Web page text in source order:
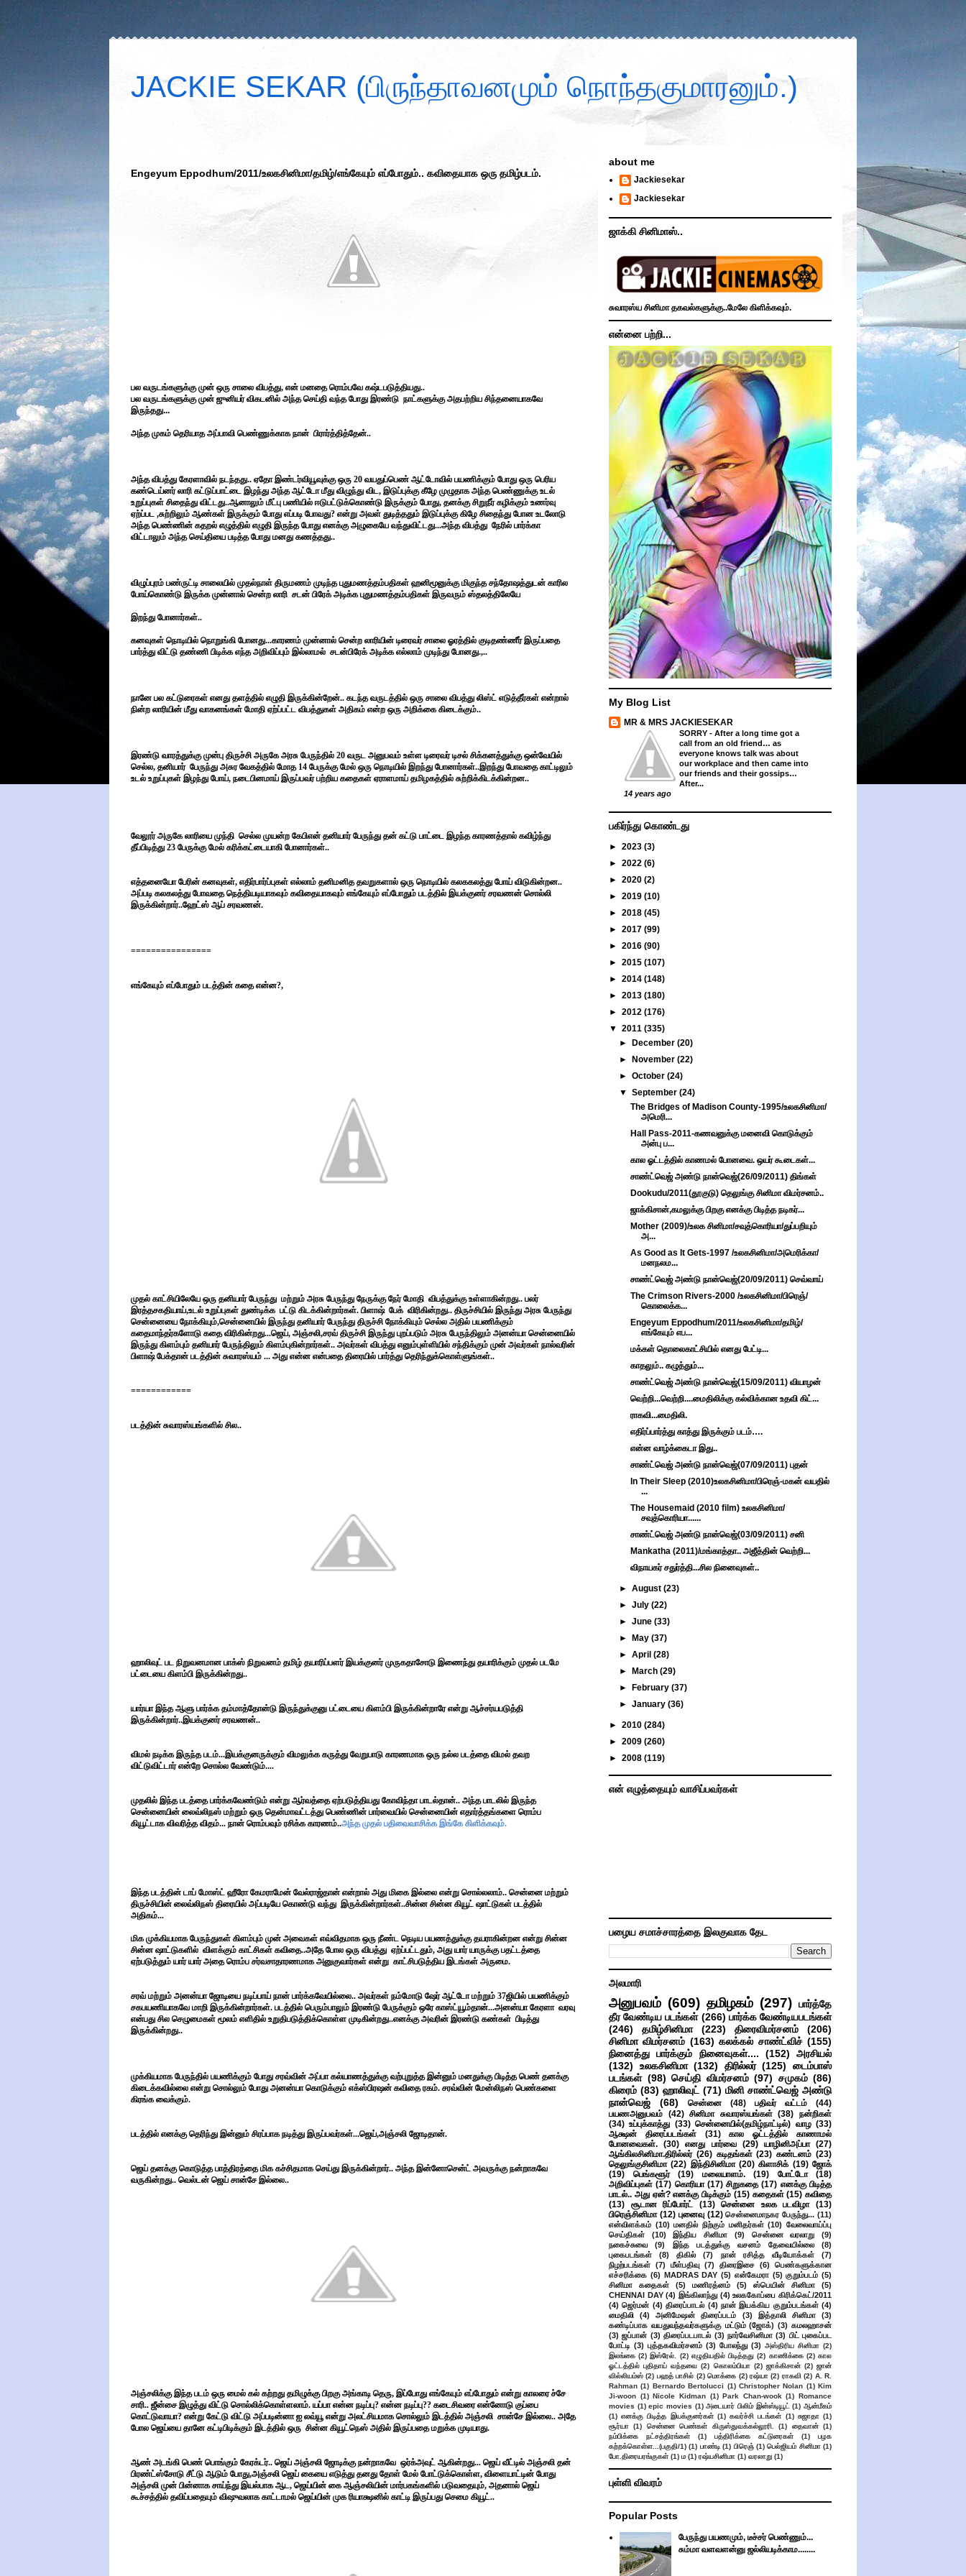
JACKIE SEKAR (பிருந்தாவனமும் நொந்தகுமாரனும்.)
Engeyum Eppodhum/2011/உலகசினிமா/தமிழ்/எங்கேயும் எப்போதும்.. கவிதையாக ஒரு தமிழ்படம்.
பல வருடங்களுக்கு முன் ஒரு சாலை விபத்து, என் மனதை ரொம்பவே கஷ்டபடுத்தியது..
பல வருடங்களுக்கு முன் ஜுனியர் விகடனில் அந்த செய்தி வந்த போது இரண்டு நாட்களுக்கு அதபற்றிய சிந்தனையாகவே
இருந்தது...
அந்த முகம் தெரியாத அப்பாவி பெண்ணுக்காக நான் பிரார்த்தித்தேன்..
அந்த விபத்து கேரளாவில் நடந்தது.. ஏதோ இண்டர்வியூவுக்கு ஒரு 20 வயதுப்பெண் ஆட்டோவில் பயணிக்கும் போது ஒரு பெரிய
கண்டெய்னர் லாரி கட்டுப்பாட்டை இழந்து அந்த ஆட்டோ மீது விழுந்து விட, இடுப்புக்கு கீழே முழுதாக அந்த பெண்ணுக்கு உடல்
உறுப்புகள் சிதைந்து விட்டது..ஆனாலும் மீட்பு பணியில் ஈடுபட்டுக்கொண்டு இருக்கும் போது, தனக்கு சிறுநீர் கழிக்கும் உணர்வு
ஏற்ப்பட ,சுற்றிலும் ஆண்கள் இருக்கும் போது எப்படி போவது? என்று அவள் துடித்ததும் இடுப்புக்கு கிழே சிதைந்து போன உடலோடு
அந்த பெண்ணின் கதறல் எழுத்தில் எழுதி இருந்த போது எனக்கு அழுகையே வந்துவிட்டது...அந்த விபத்து நேரில் பார்க்கா
விட்டாலும் அந்த செய்தியை படித்த போது மனது கணத்தது..
விழுப்புரம் பண்ருட்டி சாலையில் முதல்நாள் திருமணம் முடிந்த புதுமணத்தம்பதிகள் ஹனிமூனுக்கு மிகுந்த சந்தோஷத்துடன் காரில
போய்கொண்டு இருக்க முன்னால் சென்ற லாரி சடன் பிரேக் அடிக்க புதுமணத்தம்பதிகள் இருவரும் ஸ்தலத்திலேயே
இறந்து போனார்கள்..
கனவுகள் நொடியில் நொறுங்கி போனது...காரணம் முன்னால் சென்ற லாரியின் டிரைவர் சாலை ஓரத்தில் குடிதண்ணீர் இருப்பதை
பார்த்து விட்டு தண்ணி பிடிக்க எந்த அறிவிப்பும் இல்லாமல் சடன்பிரேக் அடிக்க எல்லாம் முடிந்து போனது.,..
நானே பல கட்டுரைகள் எனது தளத்தில் எழுதி இருக்கின்றேன்.. கடந்த வருடத்தில் ஒரு சாலை விபத்து லிஸ்ட் எடுத்தீர்கள் என்றால்
நின்ற லாரியின் மீது வாகனங்கள் மோதி ஏற்ப்பட்ட விபத்துகள் அதிகம் என்ற ஒரு அறிக்கை கிடைக்கும்..
இரண்டு வாரத்துக்கு முன்பு திருச்சி அருகே அரசு பேருந்தில் 20 வருட அனுபவம் உள்ள டிரைவர் டிசல் சிக்கனத்துக்கு ஒன்வேயில்
செல்ல, தனியார் பேருந்து அசுர வேகத்தில் மோத 14 பேருக்கு மேல் ஒரு நொடியில் இறந்து போனார்கள்..இறந்து போவதை காட்டிலும்
உடல் உறுப்புகள் இழந்து போய், நடைபினமாய் இருப்பவர் பற்றிய கதைகள் ஏராளமாய் தமிழகத்தில் சுற்றிக்கிடக்கின்றன..
வேலூர் அருகே லாரியை முந்தி செல்ல முயன்ற கேபிஎன் தனியார் பேருந்து தன் கட்டு பாட்டை இழந்த காரணத்தால் கவிழ்ந்து
தீப்பிடித்து 23 பேருக்கு மேல் கரிக்கட்டையாகி போனார்கள்..
எத்தனையோ பேரின் கனவுகள், எதிர்பார்ப்புகள் எல்லாம் தனிமனித தவறுகளால் ஒரு நொடியில் கலககலத்து போய் விடுகின்றன..
அப்படி கலகலத்து போவதை நெத்தியடியாகவும் கவிதையாகவும் எங்கேயும் எப்போதும் படத்தில் இயக்குனர் சரவணன் சொல்லி
இருக்கின்றார்..ஹேட்ஸ் ஆப் சரவணன்.
================
எங்கேயும் எப்போதும் படத்தின் கதை என்ன?,
முதல் காட்சியிலேயே ஒரு தனியார் பேருந்து மற்றும் அரசு பேருந்து நேருக்கு நேர் மோதி விபத்துக்கு உள்ளாகின்றது.. பலர்
இரத்தசகதியாய்,உடல் உறுப்புகள் துண்டிக்க பட்டு கிடக்கின்றார்கள். பிளாஷ் பேக் விரிகின்றது.. திருச்சியில் இருந்து அரசு பேருந்து
சென்னையை நோக்கியும்,சென்னையில் இருந்து தனியார் பேருந்து திருச்சி நோக்கியும் செல்ல அதில் பயணிக்கும்
கதைமாந்தர்களோடு கதை விரிகின்றது...ஜெய், அஞ்சலி,சரவ் திருச்சி இருந்து புறப்படும் அரசு பேருந்திலும் அனன்யா சென்னையில்
இருந்து கிளம்பும் தனியார் பேருந்திலும் கிளம்புகின்றார்கள்.. அவர்கள் விபத்து எனும்புள்ளியில் சந்திக்கும் முன் அவர்கள் நால்வரின்
பிளாஷ் பேக்தான் படத்தின் சுவாரஸ்யம் ... அது என்ன என்பதை திரையில் பார்த்து தெரிந்துக்கொள்ளுங்கள்..
============
படத்தின் சுவாரஸ்யங்களில் சில..
ஹாலிவுட் பட நிறுவனமான பாக்ஸ் நிறுவனம் தமிழ் தயாரிப்பளர் இயக்குனர் முருகதாசோடு இணைந்து தயாரிக்கும் முதல் படமே
பட்டையை கிளம்பி இருக்கின்றது..
யார்யா இந்த ஆளு பார்க்க தம்மாத்தோன்டு இருந்துக்குனு பட்டையை கிளம்பி இருக்கின்றாரே என்று ஆச்சர்யபடுத்தி
இருக்கின்றார்..இயக்குனர் சரவணன்..
விமல் நடிக்க இருந்த படம்...இயக்குனருக்கும் விமலுக்க கருத்து வேறுபாடு காரணமாக ஒரு நல்ல படத்தை விமல் தவற
விட்டுவிட்டார் என்றே சொல்ல வேண்டும்....
முதலில் இந்த படத்தை பார்க்கவேண்டும் என்று ஆர்வத்தை ஏற்படுத்தியது கோவிந்தா பாடல்தான்.. அந்த பாடலில் இருந்த
சென்னையின் லைவ்லிநஸ் மற்றும் ஒரு தென்மாவட்டத்து பெண்ணின் பார்வையில் சென்னையின் எதார்த்தங்களை ரொம்ப
கியூட்டாக விவரித்த விதம்... நான் ரொம்பவும் ரசிக்க காரணம்..அந்த முதல் பதிவைவாசிக்க இங்கே கிளிக்கவும்.
இந்த படத்தின் டாப் மோஸ்ட் ஹீரோ கேமராமேன் வேல்ராஜ்தான் என்றால் அது மிகை இல்லை என்று சொல்லலாம்.. சென்னை மற்றும்
திருச்சியின் லைவ்லிநஸ் திரையில் அப்படியே கொண்டு வந்து இருக்கின்றார்கள்..சின்ன சின்ன கியூட் ஷாட்டுகள் படத்தில்
அதிகம்...
மிக முக்கியமாக பேருந்துகள் கிளம்பும் முன் அவைகள் எவ்விதமாக ஒரு நீண்ட நெடிய பயணத்துக்கு தயராகின்றன என்று சின்ன
சின்ன ஷாட்டுகளில் விளக்கும் காட்சிகள் கவிதை..அதே போல ஒரு விபத்து ஏற்ப்பட்டதும், அது யார் யாருக்கு பதட்டத்தை
ஏற்படுத்தும் யார் யார் அதை ரொம்ப சர்வசாதாரணமாக அனுகுவார்கள் என்று காட்சிபடுத்திய இடங்கள் அருமை.
சரவ் மற்றும் அனன்யா ஜோடியை நடிப்பாய் நான் பார்க்கவேயில்லை.. அவர்கள் நம்மோடு ஷேர் ஆட்டோ மற்றும் 37ஜியில் பயணிக்கும்
சகபயணியாகவே மாறி இருக்கின்றார்கள். படத்தில் பெரும்பாலும் இரண்டு பேருக்கும் ஒரே காஸ்ட்யூம்தான்...அனன்யா கேரளா வரவு
என்பது சில செழுமைகள் மூலம் எளிதில் உறுதிபடுத்திக்கொள்ள முடிகின்றது..எனக்கு அவரின் இரண்டு கண்கள் பிடித்து
இருக்கின்றது..
முக்கியமாக பேருந்தில் பயணிக்கும் போது சரவ்வின் அப்பா கல்யாணத்துக்கு வற்புறுத்த இன்னும் மனதுக்கு பிடித்த பெண் தனக்கு
கிடைக்கவில்லை என்று சொல்லும் போது அனன்யா கொடுக்கும் எக்ஸ்பிரஷன் கவிதை ரகம். சரவ்வின் மேன்லிநஸ் பெண்களை
கிரங்க வைக்கும்.
படத்தில் எனக்கு தெரிந்து இன்னும் சிரப்பாக நடித்து இருப்பவர்கள்...ஜெய்,அஞ்சலி ஜோடிதான்.
ஜெய் தனக்கு கொடுத்த பாத்திரத்தை மிக கச்சிதமாக செய்து இருக்கின்றார்.. அந்த இன்னோசென்ட் அவருக்கு நன்றாகவே
வருகின்றது.. வெல்டன் ஜெய் சான்சே இல்லை..
அஞ்சலிக்கு இந்த படம் ஒரு மைல் கல் கற்றது தமிழுக்கு பிறகு அங்காடி தெரு, இப்போது எங்கேயும் எப்போதும் என்று காலரை ச்சே
சாரி.. ஜீன்சை இழுத்து விட்டு சொல்லிக்கொள்ளலாம். யப்பா என்ன நடிப்பு? என்ன நடிப்பு?? கடைசிவரை என்னோடு குப்பை
கொட்டுவாயா? என்று கேட்டு விட்டு அப்படின்னா ஐ லவ்யூ என்று அலட்சியமாக சொல்லும் இடத்தில் அஞ்சலி சான்சே இல்லை.. அதே
போல ஜெய்யை தானே கட்டிபிடிக்கும் இடத்தில் ஒரு சின்ன கியூட்நெஸ் அதில் இருப்பதை மறுக்க முடியாது.
ஆண் அடங்கி பெண் பொங்கும் கேரக்டர்.. ஜெய் அஞ்சலி ஜோடிக்கு நன்றாகவே ஒர்க்அவுட் ஆகின்றது... ஜெய் வீட்டில் அஞ்சலி தன்
பிரண்ட்ஸ்சோடு சீட்டு ஆடும் போது,அஞ்சலி ஜெய் கையை எடுத்து தனது தோள் மேல் போட்டுக்கொள்ள, விளையாட்டின் போது
அஞ்சலி முன் பின்னாக சாய்ந்து இயல்பாக ஆட, ஜெய்யின் கை ஆஞ்சலியின் மார்பகங்களில் படுவதையும், அதனால் ஜெய்
கூச்சத்தில் தவிப்பதையும் விஷுவலாக காட்டாமல் ஜெய்யின் முக ரியாக்ஷனில் காட்டி இருப்பது செமை கியூட்..
about me
Jackiesekar
Jackiesekar
ஜாக்கி சினிமாஸ்..
சுவாரஸ்ய சினிமா தகவல்களுக்கு..மேலே கிளிக்கவும்.
என்னை பற்றி...
My Blog List
MR & MRS JACKIESEKAR
SORRY - After a long time got a
call from an old friend… as
everyone knows talk was about
our workplace and then came into
our friends and their gossips…
After...
14 years ago
பகிர்ந்து கொண்டது
► 2023 (3)
► 2022 (6)
► 2020 (2)
► 2019 (10)
► 2018 (45)
► 2017 (99)
► 2016 (90)
► 2015 (107)
► 2014 (148)
► 2013 (180)
► 2012 (176)
▼ 2011 (335)
►
December(20)
►
November(22)
►October(24)
▼September(24)
The Bridges of Madison County-1995/உலகசினிமா/
அமெரி...
Hall Pass-2011-கணவனுக்கு மனைவி கொடுக்கும்
அன்பு ப...
கால ஓட்டத்தில் காணமல் போனவை. ஒயர் கூடைகள்...
சாண்ட்வெஜ் அண்டு நான்வெஜ்(26/09/2011) திங்கள்
Dookudu/2011(தூகுடு) தெலுங்கு சினிமா விமர்சனம்..
ஜாக்கிசான்,கமலுக்கு பிறகு எனக்கு பிடித்த நடிகர்...
Mother (2009)/உலக சினிமா/சவுத்கொரியா/துப்பறியும்
அ...
As Good as It Gets-1997 /உலகசினிமா/அமெரிக்கா/
மனநலம...
சாண்ட்வெஜ் அண்டு நான்வெஜ்(20/09/2011) செவ்வாய்
The Crimson Rivers-2000 /உலகசினிமா/பிரெஞ்/
கொலைக்க...
Engeyum Eppodhum/2011/உலகசினிமா/தமிழ்/
எங்கேயும் எப...
மக்கள் தொலைகாட்சியில் எனது பேட்டி...
காதலும்.. கழுத்தும்...
சாண்ட்வெஜ் அண்டு நான்வெஜ்(15/09/2011) வியாழன்
வெற்றி...வெற்றி....மைதிலிக்கு கல்விக்கான உதவி கிட்...
ராகவி...மைதிலி.
எதிர்ப்பார்த்து காத்து இருக்கும் படம்….
என்ன வாழ்க்கைடா இது..
சாண்ட்வெஜ் அண்டு நான்வெஜ்(07/09/2011) புதன்
In Their Sleep (2010)உலகசினிமா/பிரெஞ்-மகன் வயதில்
...
The Housemaid (2010 film) உலகசினிமா/
சவுத்கொரியா......
சாண்ட்வெஜ் அண்டு நான்வெஜ்(03/09/2011) சனி
Mankatha (2011)/மங்காத்தா.. அஜீத்தின் வெற்றி...
விநாயகர் சதுர்த்தி...சில நினைவுகள்..
►August(23)
►July(22)
►June(33)
►
May(37)
►April(28)
►
March(29)
►
February(37)
►January(36)
► 2010 (284)
► 2009 (260)
► 2008 (119)
என் எழுத்தையும் வாசிப்பவர்கள்
பழைய சமாச்சாரத்தை இலகுவாக தேட
அலமாரி
அனுபவம் (609) தமிழகம் (297) பார்த்தே
தீர வேண்டிய படங்கள் (266) பார்க்க வேண்டியபடங்கள்
(246)
தமிழ்சினிமா (223) திரைவிமர்சனம்
(206)
சினிமா விமர்சனம் (163) கலக்கல் சாண்ட்விச் (155)
நினைத்து பார்க்கும் நினைவுகள்....
(152)
அரசியல்
(132)
உலகசினிமா (132) திரில்லர் (125)
டைம்பாஸ்
படங்கள் (98) செய்தி விமர்சனம் (97) சமுகம் (86)
கிரைம் (83) ஹாலிவுட் (71) மினி சாண்ட்வெஜ் அண்டு
நான்வெஜ்
(68) சென்னை (48) பதிவர் வட்டம்
(44)
பயணஅனுபவம் (42) சினிமா சுவாரஸ்யங்கள் (38) நன்றிகள்
(34) உப்புக்காத்து (33) சென்னையில்(தமிழ்நாட்டில்) வாழ (33)
ஆக்ஷன் திரைப்படங்கள்
(31)
கால ஓட்டத்தில் காணாமல்
போனவைகள். (30) எனது பார்வை (29) யாழினிஅப்பா (27)
ஆங்கிலசினிமா.திரில்லர் (26) கடிதங்கள் (23) கண்டனம் (23)
தெலுங்குசினிமா (22) இந்திசினிமா (20) கிளாசிக் (19) ஜோக்
(19)
பெங்களூர் (19) மலையாளம். (19) போட்டோ
(18)
அறிவிப்புகள் (17) கொரியா (17) சிறுகதை (17) எனக்கு பிடித்த
பாடல்.. அது ஏன்? எனக்கு பிடிக்கும் (15) கதைகள் (15) கவிதை
(13)
சூடான ரிப்போர்ட் (13) சென்னை உலக படவிழா
(13)
பிரெஞ்சினிமா (12) புனைவு (12) சென்னைமாநகர பேருந்து... (11)
என்விளக்கம் (10) மனதில் நிற்கும் மனிதர்கள் (10) வேலைவாய்ப்பு
செய்திகள்
(10) இந்திய சினிமா (9) சென்னை வரலாறு
(9)
நகைச்சுவை
(9) இந்த படத்துக்கு வசனம் தேவையில்லை
(8)
புகைபடங்கள்
(8) திகில் (7) நான் ரசித்த வீடியோக்கள்
(7)
நிழற்படங்கள் (7) மீள்பதிவு (7) திரைஇசை (6)
பெண்களுக்கான
எச்சரிக்கை (6) MADRAS DAY (5) என்கேமரா (5) குறும்படம் (5)
சினிமா கதைகள்
(5) மணிரத்னம் (5) ஸ்பெயின் சினிமா
(5)
CHENNAI DAY (4) இங்கிலாந்து (4) உலககோப்பை கிரிக்கெட்/2011
(4) ஜெர்மன் (4) திரைப்பாடல் (4) நான் இயக்கிய குறும்படங்கள் (4)
மைதிலி
(4) அனிமேஷன் திரைப்படம் (3) இத்தாலி சினிமா
(3)
கண்டிப்பாக வயதுவந்தவர்களுக்கு மட்டும் (ஜோக்) (3) கமலஹாசன்
(3) ஜப்பான் (3) திரைப்படபாடல் (3) நார்வேசினிமா (3) பிட் புகைப்பட
போட்டி (3) புத்தகவிமர்சனம் (3) போலந்து (3) அஸ்திரிய சினிமா (2)
இலங்கை (2) இஸ்ரேல். (2) எழுதியதில் பிடித்தது (2) காணிக்கை (2) கால
ஓட்டத்தில் புதிதாய் வந்தவை (2) கொலம்பியா (2) ஜாக்கிசான் (2) ஜான்
வில்லியம்ஸ் (2) பஹத் பாசில் (2) மொக்கை (2) ரஷ்யா (2) ராகவி (2) A. R.
Rahman (1) Bernardo Bertolucci (1) Christopher Nolan (1) Kim
Ji-woon (1) Nicole Kidman (1) Park Chan-wook (1) Romance
movies (1) epic movies (1) அடையார் பிலிம் இன்ஸ்டியூட் (1) ஆன்மீகம்
(1) எனக்கு பிடித்த இயக்குனர்கள் (1) கவர்ச்சி படங்கள் (1) சுஜாதா (1)
சூர்யா (1) சென்னை பெண்கள் கிருஸ்துவக்கல்லூரி. (1) தைவான் (1)
நம்பிக்கை நட்சத்திரங்கள்
(1) பத்திரிக்கை கட்டுரைகள் (1)
பழக
கற்றக்கொள்ள...(பகுதி/1) (1) பாண்டி (1) பிரெஞ் (1) பெல்ஜியம் சினிமா (1)
போ.திரையரங்குகள் (1) ம (1) ரஷ்யசினிமா (1) வரலாறு (1)
புள்ளி விவரம்
Popular Posts
பேருந்து பயணமும், டீச்சர் பெண்ணும்...
சும்மா வளவளன்னு ஜல்லியடிக்காம........